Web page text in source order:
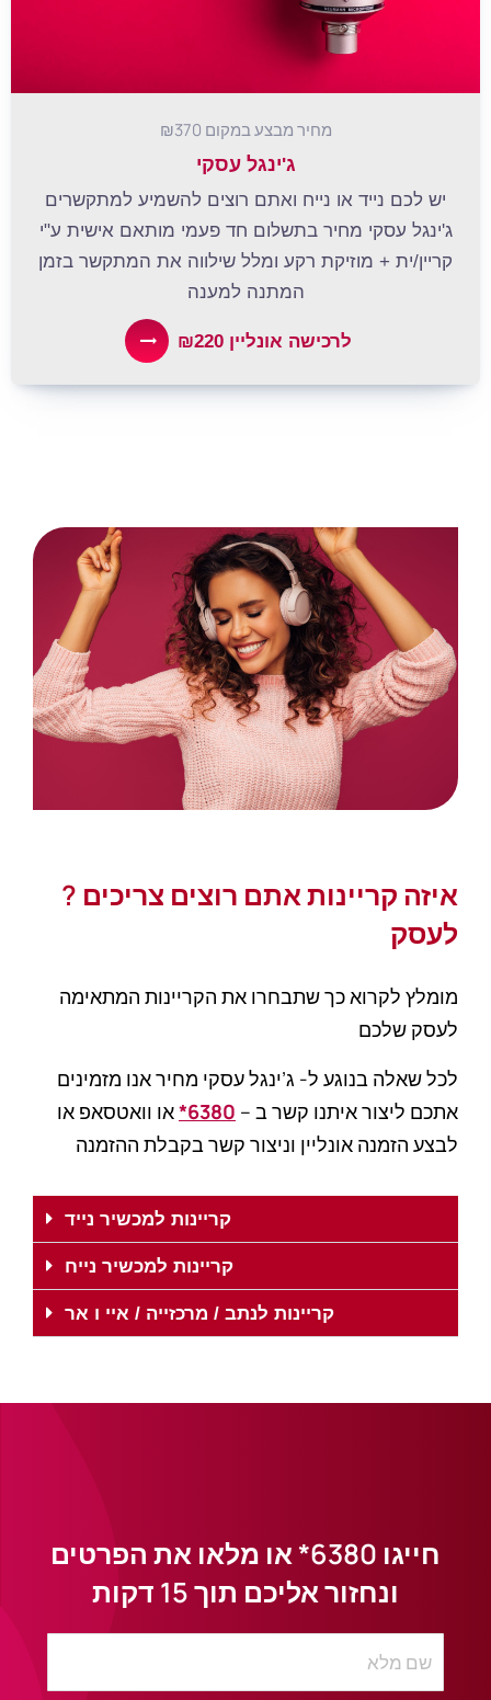
מחיר מבצע במקום ₪370
ג'ינגל עסקי
יש לכם נייד או נייח ואתם רוצים להשמיע למתקשרים
ג'ינגל עסקי מחיר בתשלום חד פעמי מותאם אישית ע"י
קריין/ית + מוזיקת רקע ומלל שילווה את המתקשר בזמן
המתנה למענה
לרכישה אונליין ₪220
? איזה קריינות אתם רוצים צריכים
לעסק
מומלץ לקרוא כך שתבחרו את הקריינות המתאימה
לעסק שלכם
לכל שאלה בנוגע ל- ג’ינגל עסקי מחיר אנו מזמינים
אתכם ליצור איתנו קשר ב – 6380
*או וואטסאפ או
לבצע הזמנה אונליין וניצור קשר בקבלת ההזמנה
קריינות למכשיר נייד
קריינות למכשיר נייח
קריינות לנתב / מרכזייה / איי ו אר
חייגו
או מלאו את הפרטים
ונחזור אליכם תוך 15 דקות